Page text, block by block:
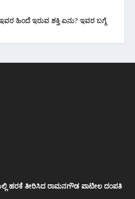
ಹಿಂದೆ ಇರುವ ಶಕ್ತಿ ಏನು? ಇವರ ಬಗ್ಗೆ
ಹರಕೆ ತೀರಿಸಿದ ರಾಮನಗೌಡ ಪಾಟೀಲ ದಂಪತಿ